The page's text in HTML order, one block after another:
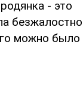
- это
безжалостно
можно было